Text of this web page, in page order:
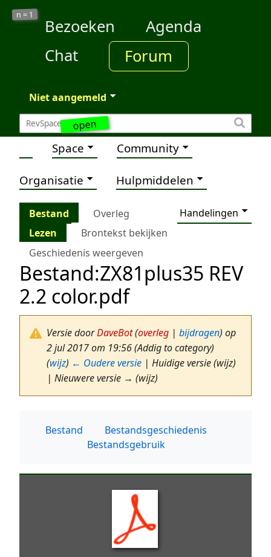
open
n = 1
Bezoeken
Agenda
Chat
Forum
Niet aangemeld
Space Community
Organisatie Hulpmiddelen
Bestand Overleg
Handelingen
Lezen
Brontekst bekijken
Geschiedenis weergeven
Bestand:ZX81plus35 REV
2.2 color.pdf
Versie doorDaveBot(overleg | bijdragen) op
2 jul 2017 om 19:56(Addig to category)
(wijz) ← Oudere versie | Huidige versie (wijz)
| Nieuwere versie → (wijz)
Bestand
Bestandsgeschiedenis
Bestandsgebruik